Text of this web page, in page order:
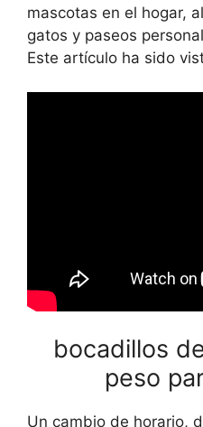
mascotas en el hogar,
gatos y paseos
Este artículo ha sido
bocadillos
peso
Un cambio de horario,